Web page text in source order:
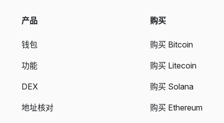
产品
钱包
功能
DEX
地址核对
购买
购买 Bitcoin
购买 Litecoin
购买 Solana
购买 Ethereum